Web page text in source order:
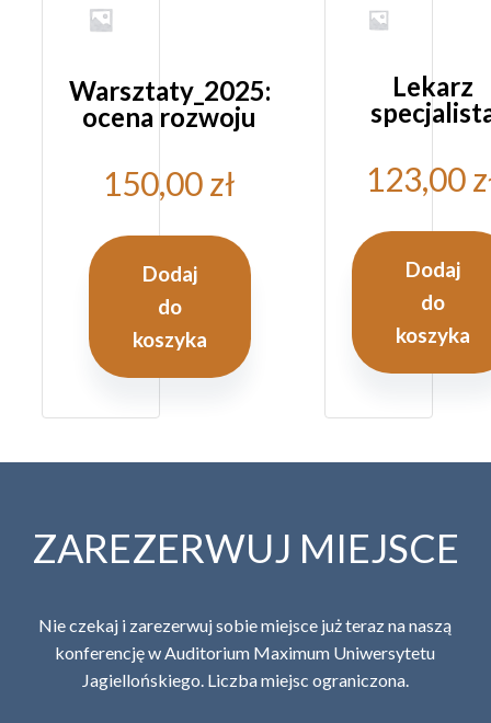
Warsztaty_2025:
ocena rozwoju
150,00zł
Dodaj
do
koszyka
Lekarz
123,00
Dodaj
do
koszyka
ZAREZERWUJ MIEJSCE
Nie czekaj i zarezerwuj sobie miejsce już teraz na naszą
konferencję w Auditorium Maximum Uniwersytetu
Jagiellońskiego. Liczba miejsc ograniczona.